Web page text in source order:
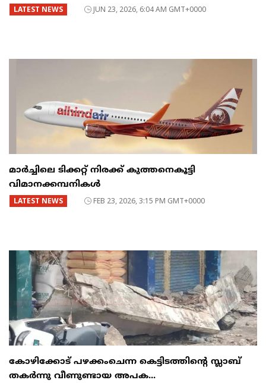
LATEST NEWS JUN 23, 2026, 6:04 AM GMT+0000
മാർച്ചിലെ ടിക്കറ്റ് നിരക്ക് കുത്തനെകൂട്ടി
വിമാനക്കമ്പനികൾ
LATEST NEWS FEB 23, 2026, 3:15 PM GMT+0000
കോഴിക്കോട് പഴക്കംചെന്ന കെട്ടിടത്തിന്റെ സ്ലാബ്
തകർന്നു വീണുണ്ടായ അപക...